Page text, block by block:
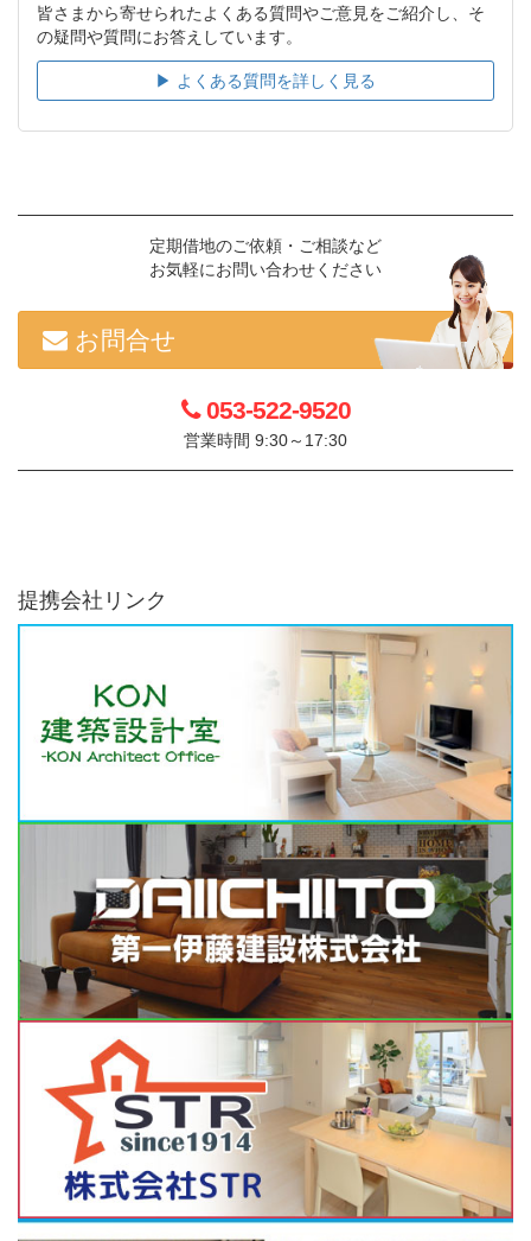
皆さまから寄せられたよくある質問やご意見をご紹介し、そ
の疑問や質問にお答えしています。
▶︎ よくある質問を詳しく見る
定期借地のご依頼・ご相談など
お気軽にお問い合わせください
お問合せ
053-522-9520
営業時間 9:30～17:30
提携会社リンク